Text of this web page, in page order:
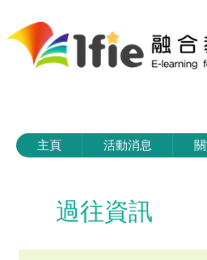
主頁 活動消息
過往資訊